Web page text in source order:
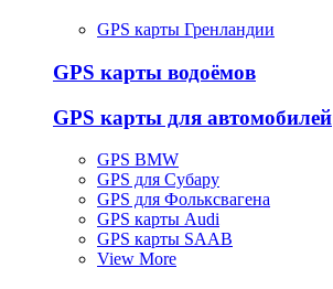
GPS карты Гренландии
GPS карты водоёмов
GPS карты для автомобилей
GPS BMW
GPS для Субару
GPS для Фольксвагена
GPS карты Audi
GPS карты SAAB
View More